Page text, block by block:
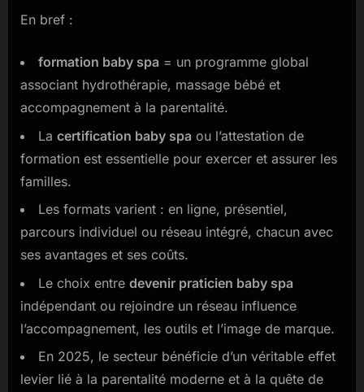
En bref :
formation baby spa = un programme global
associant hydrothérapie, massage bébé et
accompagnement à la parentalité.
La certification baby spa ou l’attestation de
formation est essentielle pour exercer et assurer les
familles.
Les formats varient : en ligne, présentiel,
parcours individuel ou réseau intégré, chacun avec
ses avantages et ses coûts.
Le choix entre devenir praticien baby spa
indépendant ou rejoindre un réseau influence
l’accompagnement, les outils et l’image de marque.
En 2025, le secteur bénéficie d’un véritable effet
levier lié à la parentalité moderne et à la quête de